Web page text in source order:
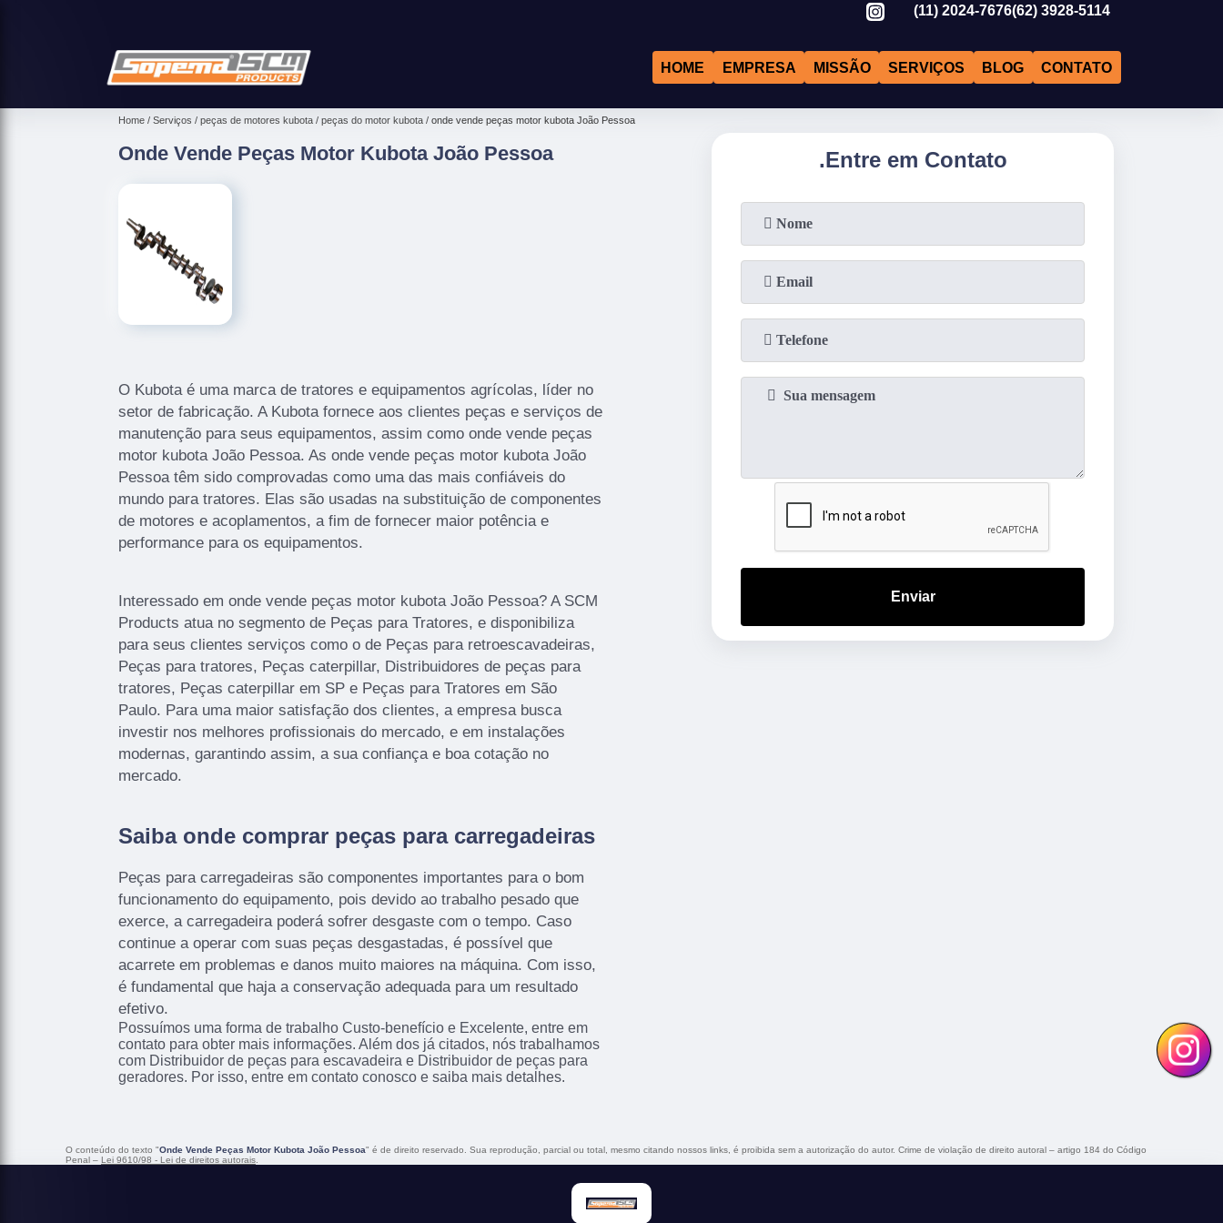
(11) 2024-7676(62) 3928-5114
HOME EMPRESA MISSÃO SERVIÇOS BLOG CONTATO
Home Serviços peças de motores kubota peças do motor kubota onde vende peças motor kubota João Pessoa
Onde Vende Peças Motor Kubota João Pessoa
O Kubota é uma marca de tratores e equipamentos agrícolas, líder no
setor de fabricação. A Kubota fornece aos clientes peças e serviços de
manutenção para seus equipamentos, assim como onde vende peças
motor kubota João Pessoa. As onde vende peças motor kubota João
Pessoa têm sido comprovadas como uma das mais confiáveis do
mundo para tratores. Elas são usadas na substituição de componentes
de motores e acoplamentos, a fim de fornecer maior potência e
performance para os equipamentos.
Interessado em onde vende peças motor kubota João Pessoa? A SCM
Products atua no segmento de Peças para Tratores, e disponibiliza
para seus clientes serviços como o de Peças para retroescavadeiras,
Peças para tratores, Peças caterpillar, Distribuidores de peças para
tratores, Peças caterpillar em SP e Peças para Tratores em São
Paulo. Para uma maior satisfação dos clientes, a empresa busca
investir nos melhores profissionais do mercado, e em instalações
modernas, garantindo assim, a sua confiança e boa cotação no
mercado.
Saiba onde comprar peças para carregadeiras
Peças para carregadeiras são componentes importantes para o bom
funcionamento do equipamento, pois devido ao trabalho pesado que
exerce, a carregadeira poderá sofrer desgaste com o tempo. Caso
continue a operar com suas peças desgastadas, é possível que
acarrete em problemas e danos muito maiores na máquina. Com isso,
é fundamental que haja a conservação adequada para um resultado
efetivo.
Possuímos uma forma de trabalho Custo-benefício e Excelente, entre em
contato para obter mais informações. Além dos já citados, nós trabalhamos
com Distribuidor de peças para escavadeira e Distribuidor de peças para
geradores. Por isso, entre em contato conosco e saiba mais detalhes.
.Entre em Contato
Enviar
O conteúdo do texto "Onde Vende Peças Motor Kubota João Pessoa" é de direito reservado. Sua reprodução, parcial ou total, mesmo citando nossos links, é proibida sem a autorização do autor. Crime de violação de direito autoral – artigo 184 do Código
Penal – Lei 9610/98 - Lei de direitos autorais.